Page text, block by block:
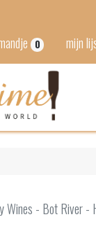
0 mijn
Wines - Bot River -